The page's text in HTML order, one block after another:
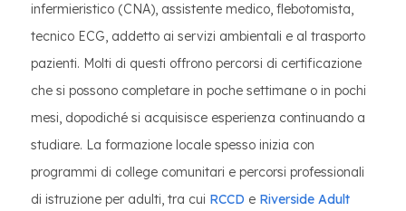
infermieristico (CNA), assistente medico, flebotomista,
tecnico ECG, addetto ai servizi ambientali e al trasporto
pazienti. Molti di questi offrono percorsi di certificazione
che si possono completare in poche settimane o in pochi
mesi, dopodiché si acquisisce esperienza continuando a
studiare. La formazione locale spesso inizia con
programmi di college comunitari e percorsi professionali
di istruzione per adulti, tra cui RCCD e Riverside Adult